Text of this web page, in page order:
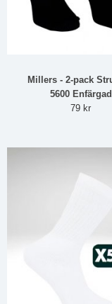
Millers - 2-pack
5600 Enfärgad
79 kr